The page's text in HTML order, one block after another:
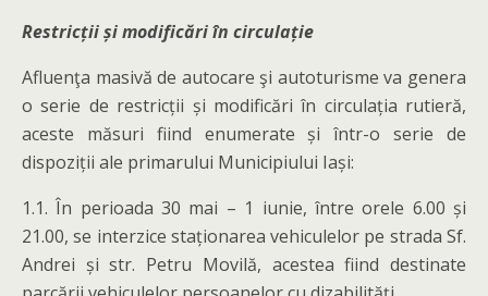
Restricții și modificări în circulație
Afluenţa masivă de autocare şi autoturisme va genera
o serie de restricții și modificări în circulația rutieră,
aceste măsuri fiind enumerate și într-o serie de
dispoziții ale primarului Municipiului Iași:
1.1. În perioada 30 mai – 1 iunie, între orele 6.00 și
21.00, se interzice staționarea vehiculelor pe strada Sf.
Andrei și str. Petru Movilă, acestea fiind destinate